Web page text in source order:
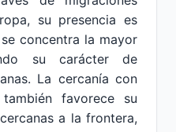
su presencia es
concentra la mayor
su carácter de
La cercanía con
favorece su
a la frontera,